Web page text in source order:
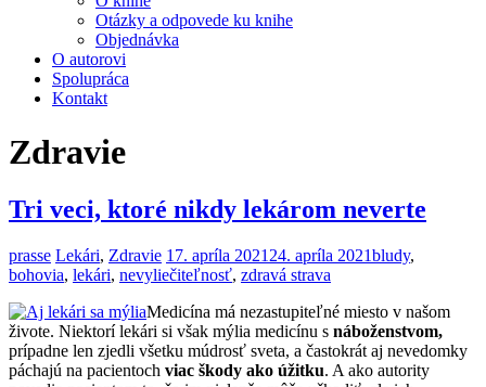
Otázky a odpovede ku knihe
Objednávka
O autorovi
Spolupráca
Kontakt
Zdravie
Tri veci, ktoré nikdy lekárom neverte
prasse Lekári, Zdravie 17. apríla 2021 24. apríla 2021bludy,
bohovia, lekári, nevyliečiteľnosť, zdravá strava
Medicína má nezastupiteľné miesto v našom
živote. Niektorí lekári si však mýlia medicínu s náboženstvom,
prípadne len zjedli všetku múdrosť sveta, a častokrát aj nevedomky
páchajú na pacientoch viac škody ako úžitku. A ako autority